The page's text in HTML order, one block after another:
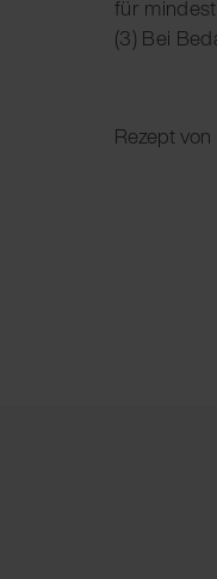
für
(3) Bei
Rezept